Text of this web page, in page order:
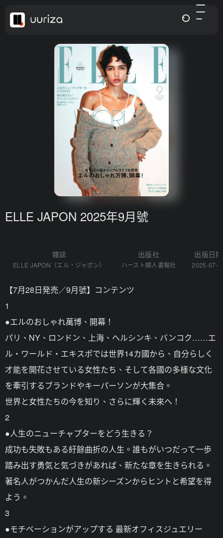
ELLE JAPON 2025年9月號
雜誌
ELLE JAPON（エル・ジャポン）
出版社
ハースト婦人畫報社
出版日期
2025-07-
【7月28日発売／9月號】コンテンツ
1
●エルのおしゃれ萬博、開幕！
パリ、NY、ロンドン、上海、ヘルシンキ、バンコク……エ
ル・ワールド・エキスポでは世界14カ國から、自分らしく
才能を開花させている女性たち、そして各國の多様な文化
を牽引するブランドやキーパーソンが大集合。
世界と女性たちの今を知り、さらに輝く未來へ！
2
●人生のニューチャプターをどう生きる？
成功も失敗もある紆餘曲折の人生。誰もがいつだって一歩
踏み出す勇気と気づきがあれば、新たな章を生きられる。
著名人がつかんだ人生の新シーズンからヒントと希望を得
よう。
3
●モチベーションがアップする 最新オフィスジュエリー